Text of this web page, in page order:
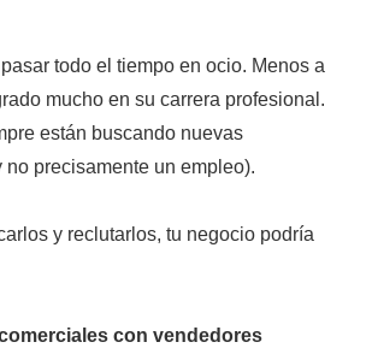
todo el tiempo en ocio. Menos a
mucho en su carrera profesional.
están buscando nuevas
no precisamente un empleo).
y reclutarlos, tu negocio podría
con vendedores